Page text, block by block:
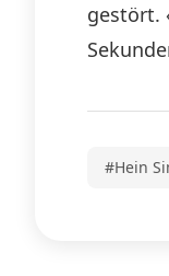
gestört.
#Hein